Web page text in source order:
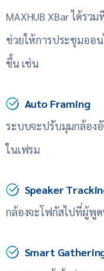
MAXHUB XBar ได้รว
ช่วยให้การประชุมออ
ขึ้น เช่น
Auto Framing
ระบบจะปรับมุมกล้อง
ในเฟรม
Speaker
กล้องจะโฟกัสไปที่ผู้พู
Smart